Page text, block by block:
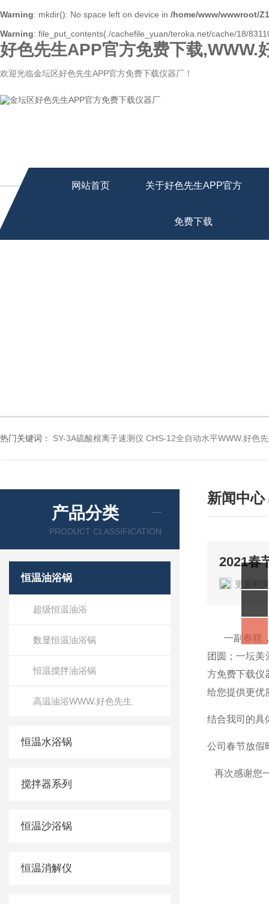
Warning: mkdir(): No space left on device in /home/www/wwwroot/
Warning: file_put_contents(./cachefile_yuan/teroka.net/cache/18/
好色先生APP官方免费下载,WWW.
欢迎光临金坛区好色先生APP官方免费下载仪器厂！
网站首页 关于好色先生APP官方
免费下载
热门关键词： SY-3A硫酸根离子速测仪 CHS-12全自动水平WWW.好色
产品分类
PRODUCT CLASSIFICATION
恒温油浴锅
超级恒温油浴
数显恒温油浴锅
恒温搅拌油浴锅
高温油浴WWW.好色先生
恒温水浴锅
搅拌器系列
恒温沙浴锅
恒温消解仪
新闻中心
2021春
更新时
一副春联
团圆；一坛
方免费下载仪
给您提供更优
结合我司的具
公司春节放假
再次感谢您